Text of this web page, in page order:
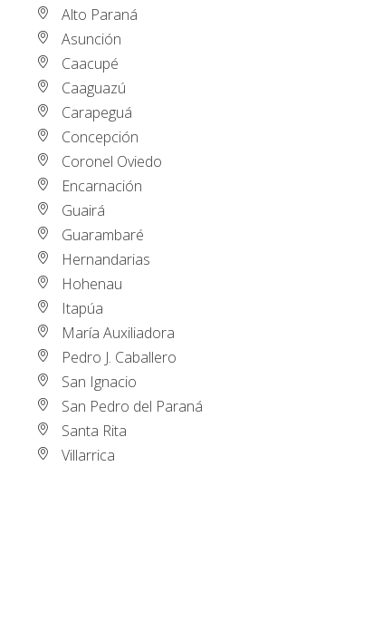
Alto Paraná
Asunción
Caacupé
Caaguazú
Carapeguá
Concepción
Coronel Oviedo
Encarnación
Guairá
Guarambaré
Hernandarias
Hohenau
Itapúa
María Auxiliadora
Pedro J. Caballero
San Ignacio
San Pedro del Paraná
Santa Rita
Villarrica